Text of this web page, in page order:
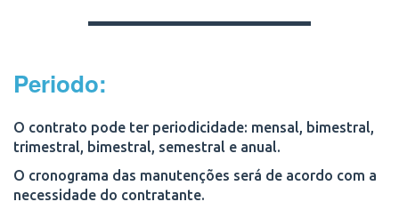
Periodo:
O contrato pode ter periodicidade: mensal, bimestral,
trimestral, bimestral, semestral e anual.
O cronograma das manutenções será de acordo com a
necessidade do contratante.